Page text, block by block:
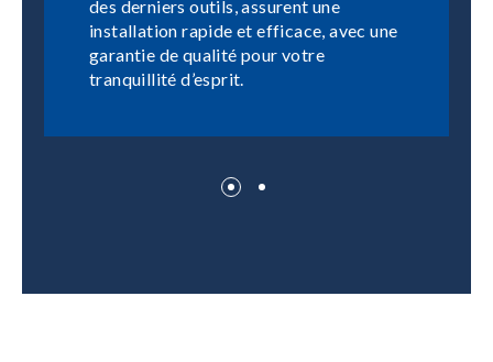
des derniers outils, assurent une
installation rapide et efficace, avec une
garantie de qualité pour votre
tranquillité d’esprit.